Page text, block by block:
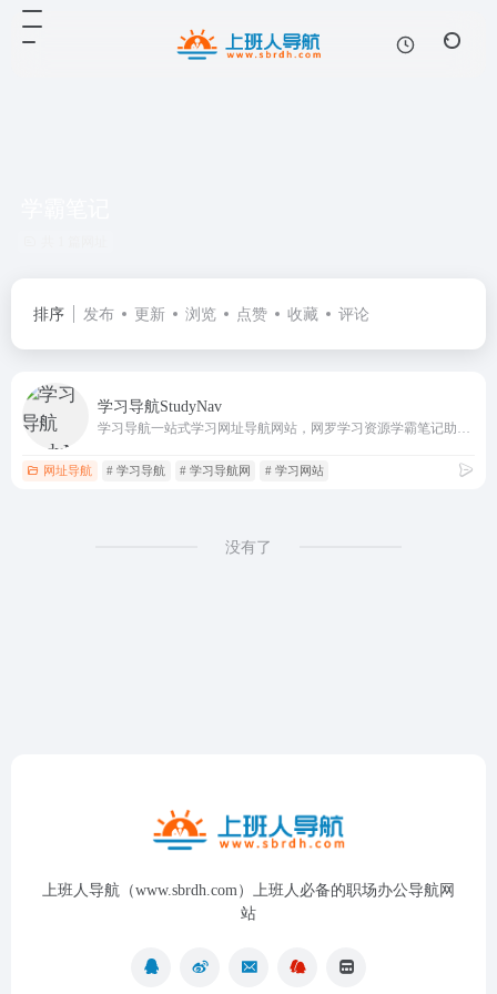
排序 发布 更新 浏览 点赞 收藏 评论
学习导航StudyNav
网址导航 # 学习导航 # 学习导航网 # 学习网站
没有了
上班人导航（www.sbrdh.com）上班人必备的职场办公导航网
站